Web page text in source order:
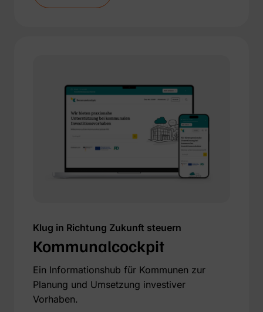
Klug in Richtung Zukunft steuern
Kommunalcockpit
Ein Informationshub für Kommunen zur
Planung und Umsetzung investiver
Vorhaben.